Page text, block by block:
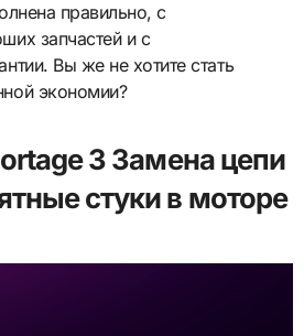
правильно, с
запчастей и с
Вы же не хотите стать
экономии?
3 Замена цепи
стуки в моторе